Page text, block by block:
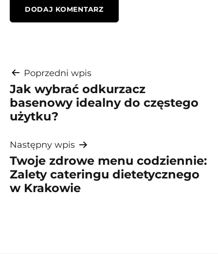
Nawigacja
wpisu
Poprzedni wpis
Jak wybrać odkurzacz
basenowy idealny do częstego
użytku?
Następny wpis
Twoje zdrowe menu codziennie:
Zalety cateringu dietetycznego
w Krakowie